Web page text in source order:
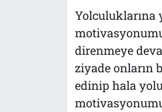
Yolculuklarına
direnmeye
ziyade onların
edinip hala